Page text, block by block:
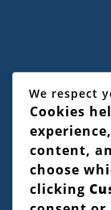
We respect
Cookies
content,
choose
clicking